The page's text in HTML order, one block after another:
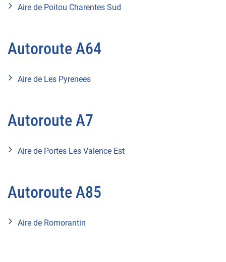
Aire de Poitou Charentes Sud
Autoroute A64
Aire de Les Pyrenees
Autoroute A7
Aire de Portes Les Valence Est
Autoroute A85
Aire de Romorantin